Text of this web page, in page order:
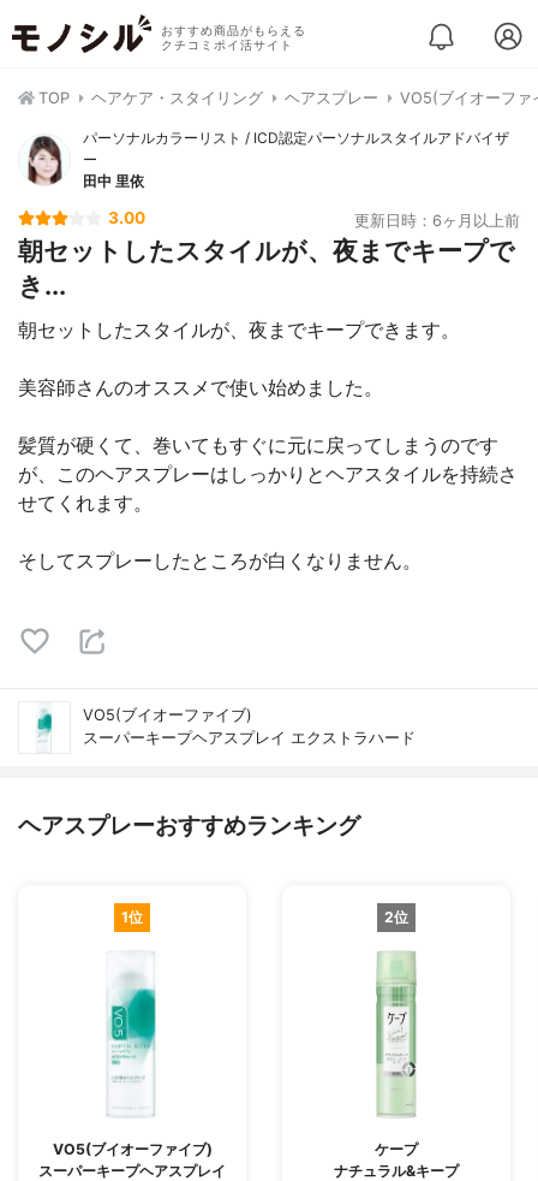
おすすめ商品がもらえる
クチコミポイ活サイト
TOP ヘアケア・スタイリング ヘアスプレー VO5(ブイオーファ
パーソナルカラーリスト / ICD認定パーソナルスタイルアドバイザ
ー
田中 里依
3.00 更新日時：6ヶ月以上前
朝セットしたスタイルが、夜までキープで
き...
朝セットしたスタイルが、夜までキープできます。
美容師さんのオススメで使い始めました。
髪質が硬くて、巻いてもすぐに元に戻ってしまうのです
が、このヘアスプレーはしっかりとヘアスタイルを持続さ
せてくれます。
そしてスプレーしたところが白くなりません。
VO5(ブイオーファイブ)
スーパーキープヘアスプレイ エクストラハード
ヘアスプレーおすすめランキング
1位
VO5(ブイオーファイブ)
スーパーキープヘアスプレイ
2位
ケープ
ナチュラル&キープ